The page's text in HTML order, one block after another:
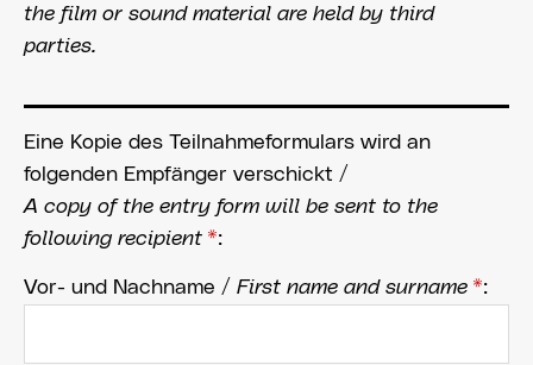
the film or sound material are held by third
parties.
Eine Kopie des Teilnahmeformulars wird an
folgenden Empfänger verschickt /
A copy of the entry form will be sent to the
following recipient *:
Vor- und Nachname / First name and surname *: